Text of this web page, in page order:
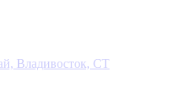
Владивосток, СТ